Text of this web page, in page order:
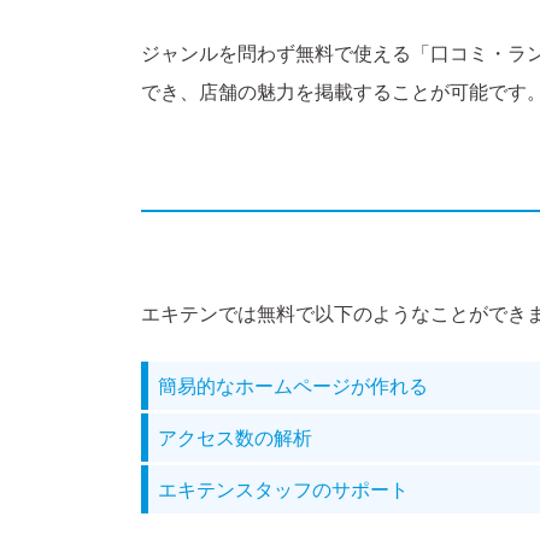
ジャンルを問わず無料で使える「口コミ・
でき、店舗の魅力を掲載することが可能です
エキテンでは無料で以下のようなことができ
簡易的なホームページが作れる
アクセス数の解析
エキテンスタッフのサポート